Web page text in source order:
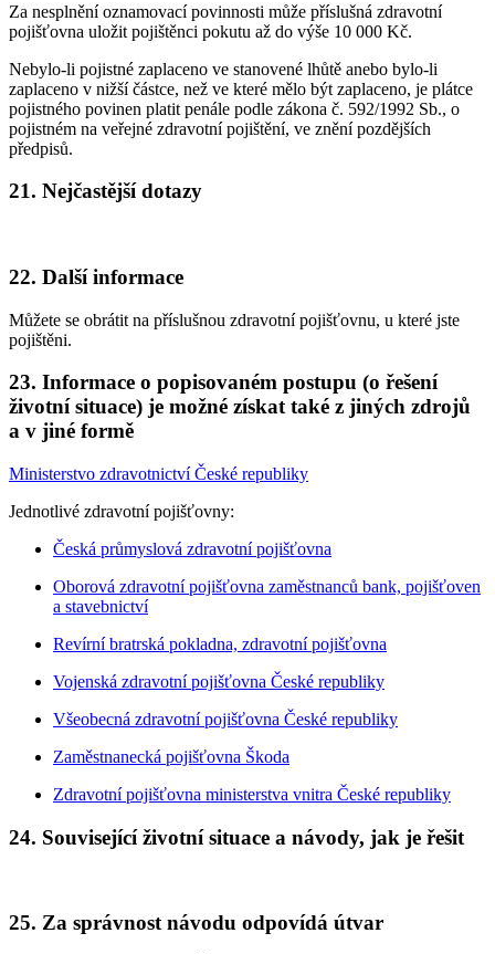
Za nesplnění oznamovací povinnosti může příslušná zdravotní
pojišťovna uložit pojištěnci pokutu až do výše 10 000 Kč.
Nebylo-li pojistné zaplaceno ve stanovené lhůtě anebo bylo-li
zaplaceno v nižší částce, než ve které mělo být zaplaceno, je plátce
pojistného povinen platit penále podle zákona č. 592/1992 Sb., o
pojistném na veřejné zdravotní pojištění, ve znění pozdějších
předpisů.
21. Nejčastější dotazy
22. Další informace
Můžete se obrátit na příslušnou zdravotní pojišťovnu, u které jste
pojištěni.
23. Informace o popisovaném postupu (o řešení
životní situace) je možné získat také z jiných zdrojů
a v jiné formě
Ministerstvo zdravotnictví České republiky
Jednotlivé zdravotní pojišťovny:
Česká průmyslová zdravotní pojišťovna
Oborová zdravotní pojišťovna zaměstnanců bank, pojišťoven
a stavebnictví
Revírní bratrská pokladna, zdravotní pojišťovna
Vojenská zdravotní pojišťovna České republiky
Všeobecná zdravotní pojišťovna České republiky
Zaměstnanecká pojišťovna Škoda
Zdravotní pojišťovna ministerstva vnitra České republiky
24. Související životní situace a návody, jak je řešit
25. Za správnost návodu odpovídá útvar